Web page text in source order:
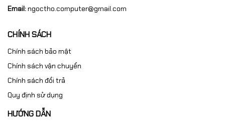
Email:ngoctho.computer@gmail.com
CHÍNH SÁCH
Chính sách bảo mật
Chính sách vận chuyển
Chính sách đổi trả
Quy định sử dụng
HƯỚNG DẪN